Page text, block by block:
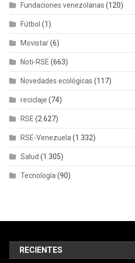
Fundaciones venezolanas (120)
Fútbol (1)
Movistar(6)
Noti-RSE (663)
Novedades ecológicas (117)
reciclaje (74)
RSE (2.627)
RSE-Venezuela(1.332)
Salud (1.305)
Tecnología(90)
RECIENTES